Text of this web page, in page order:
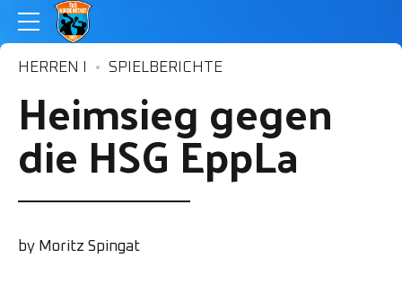
HERREN I SPIELBERICHTE
Heimsieg gegen
die HSG EppLa
by Moritz Spingat